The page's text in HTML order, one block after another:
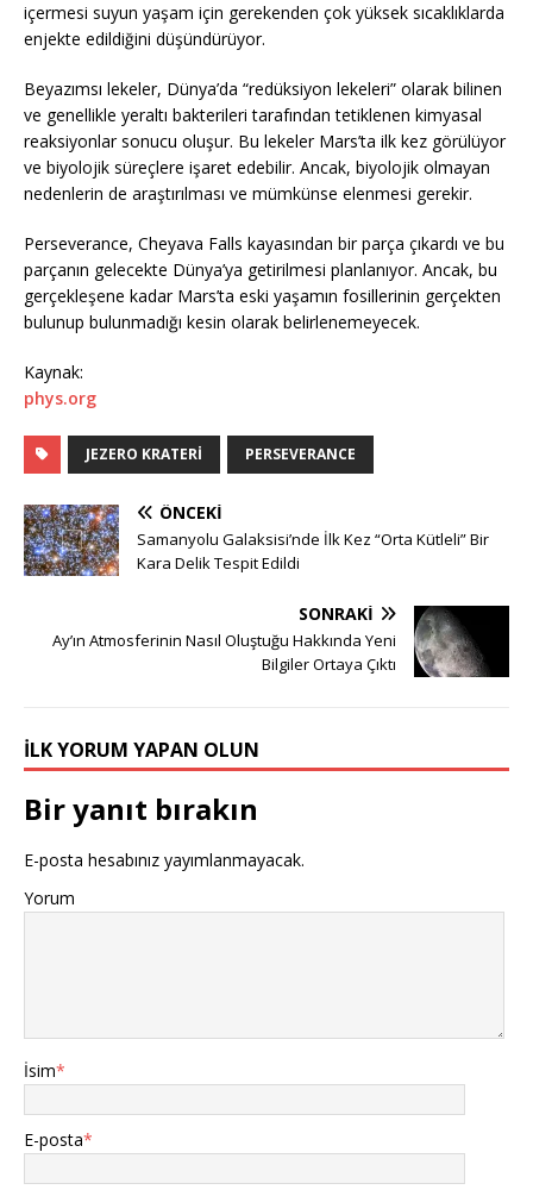
içermesi suyun yaşam için gerekenden çok yüksek sıcaklıklarda
enjekte edildiğini düşündürüyor.
Beyazımsı lekeler, Dünya’da “redüksiyon lekeleri” olarak bilinen
ve genellikle yeraltı bakterileri tarafından tetiklenen kimyasal
reaksiyonlar sonucu oluşur. Bu lekeler Mars’ta ilk kez görülüyor
ve biyolojik süreçlere işaret edebilir. Ancak, biyolojik olmayan
nedenlerin de araştırılması ve mümkünse elenmesi gerekir.
Perseverance, Cheyava Falls kayasından bir parça çıkardı ve bu
parçanın gelecekte Dünya’ya getirilmesi planlanıyor. Ancak, bu
gerçekleşene kadar Mars’ta eski yaşamın fosillerinin gerçekten
bulunup bulunmadığı kesin olarak belirlenemeyecek.
Kaynak:
phys.org
JEZERO KRATERI PERSEVERANCE
ÖNCEKI
Samanyolu Galaksisi’nde İlk Kez “Orta Kütleli” Bir
Kara Delik Tespit Edildi
SONRAKI
Ay’ın Atmosferinin Nasıl Oluştuğu Hakkında Yeni
Bilgiler Ortaya Çıktı
İLK YORUM YAPAN OLUN
Bir yanıt bırakın
E-posta hesabınız yayımlanmayacak.
Yorum
İsim*
E-posta*